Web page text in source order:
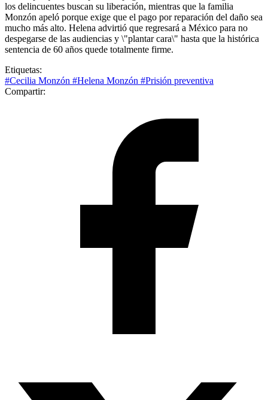
los delincuentes buscan su liberación, mientras que la familia
Monzón apeló porque exige que el pago por reparación del daño sea
mucho más alto. Helena advirtió que regresará a México para no
despegarse de las audiencias y \"plantar cara\" hasta que la histórica
sentencia de 60 años quede totalmente firme.
Etiquetas:
#Cecilia Monzón #Helena Monzón #Prisión preventiva
Compartir: